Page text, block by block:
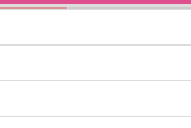
96
100